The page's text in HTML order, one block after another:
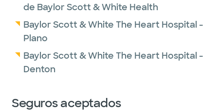
de Baylor Scott & White Health
Baylor Scott & White The Heart Hospital -
Plano
Baylor Scott & White The Heart Hospital -
Denton
Seguros aceptados